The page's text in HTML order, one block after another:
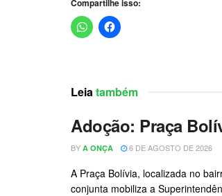
Compartilhe isso:
Leia também
Adoção: Praça
BY A ONÇA 6 DE AGOSTO DE 2026
A Praça Bolívia, localizada no
conjunta mobiliza a